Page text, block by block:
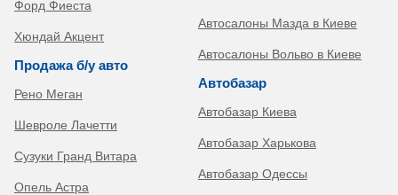
Форд Фиеста
Хюндай Акцент
Продажа б/у авто
Рено Меган
Шевроле Лачетти
Сузуки Гранд Витара
Опель Астра
Автосалоны Мазда в Киеве
Автосалоны Вольво в Киеве
Автобазар
Автобазар Киева
Автобазар Харькова
Автобазар Одессы